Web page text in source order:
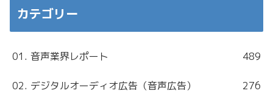
カテゴリー
01. 音声業界レポート 489
02. デジタルオーディオ広告（音声広告） 276